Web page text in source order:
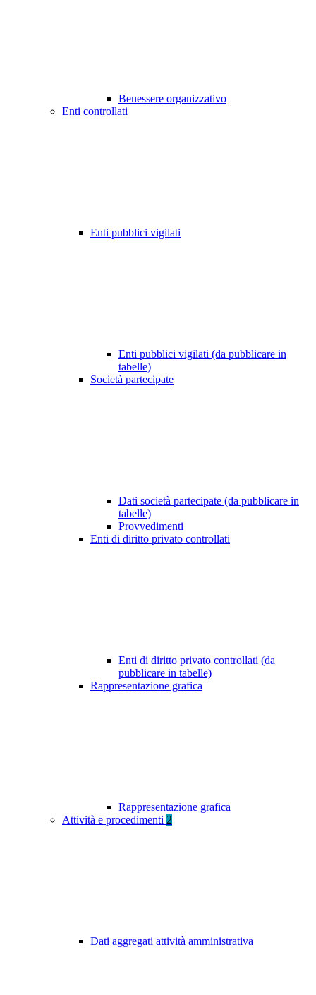
Benessere organizzativo
Enti controllati
Enti pubblici vigilati
Enti pubblici vigilati (da pubblicare in
tabelle)
Società partecipate
Dati società partecipate (da pubblicare in
tabelle)
Provvedimenti
Enti di diritto privato controllati
Enti di diritto privato controllati (da
pubblicare in tabelle)
Rappresentazione grafica
Rappresentazione grafica
Attività e procedimenti 2
Dati aggregati attività amministrativa